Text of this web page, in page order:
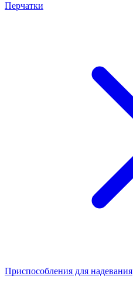
Перчатки
Приспособления для надевания